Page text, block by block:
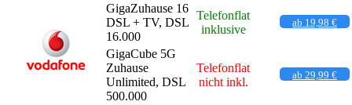
GigaZuhause 16
DSL + TV, DSL
16.000
Telefonflat
inklusive
ab 19,98 €
GigaCube 5G
Zuhause
Unlimited, DSL
500.000
Telefonflat
nicht inkl.
ab 29,99 €